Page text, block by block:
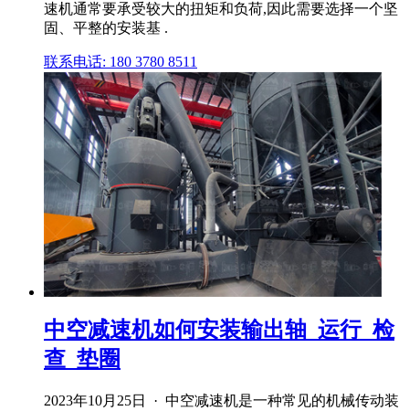
速机通常要承受较大的扭矩和负荷,因此需要选择一个坚
固、平整的安装基 .
联系电话: 180 3780 8511
中空减速机如何安装输出轴_运行_检
查_垫圈
2023年10月25日 · 中空减速机是一种常见的机械传动装